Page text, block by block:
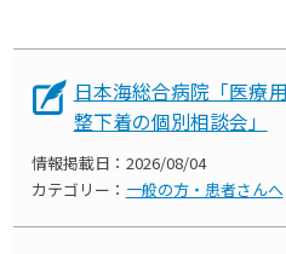
日本海総合病院「医療
整下着の個別相談会」
情報掲載日： 2026/08/04
カテゴリー： 一般の方・患者さんへ